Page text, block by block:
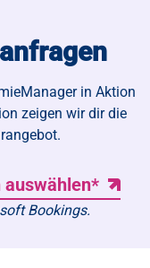
in Aktion
zeigen wir dir die
auswählen*
Bookings.